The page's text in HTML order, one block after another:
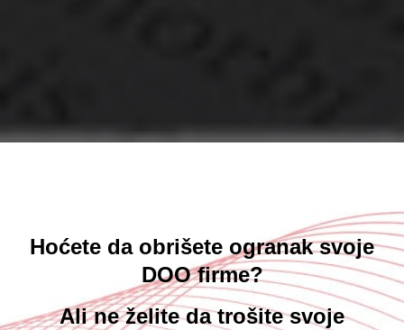
Hoćete da obrišete ogranak svoje
DOO firme?
Ali ne želite da trošite svoje